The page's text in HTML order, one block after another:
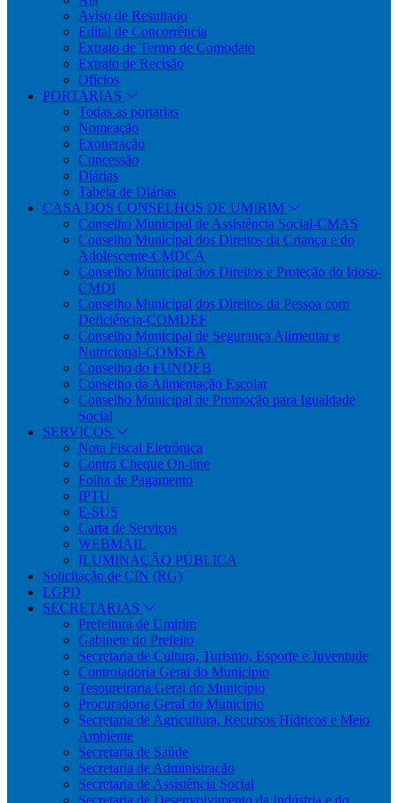
Aviso de Resultado
Edital de Concorrência
Extrato de Termo de Comodato
Extrato de Recisão
Ofícios
PORTARIAS
Todas as portarias
Nomeação
Exoneração
Concessão
Diárias
Tabela de Diárias
CASA DOS CONSELHOS DE UMIRIM
Conselho Municipal de Assistência Social-CMAS
Conselho Municipal dos Direitos da Criança e do
Adolescente-CMDCA
Conselho Municipal dos Direitos e Proteção do Idoso-
CMDI
Conselho Municipal dos Direitos da Pessoa com
Deficiência-COMDEF
Conselho Municipal de Segurança Alimentar e
Nutricional-COMSEA
Conselho do FUNDEB
Conselho da Alimentação Escolar
Conselho Municipal de Promoção para Igualdade
Social
SERVIÇOS
Nota Fiscal Eletrônica
Contra Cheque On-line
Folha de Pagamento
IPTU
E-SUS
Carta de Serviços
WEBMAIL
ILUMINAÇÃO PÚBLICA
Solicitação de CIN (RG)
LGPD
SECRETARIAS
Prefeitura de Umirim
Gabinete do Prefeito
Secretaria de Cultura, Turismo, Esporte e Juventude
Controladoria Geral do Município
Tesoureiraria Geral do Município
Procuradoria Geral do Município
Secretaria de Agricultura, Recursos Hídricos e Meio
Ambiente
Secretaria de Saúde
Secretaria de Administração
Secretaria de Assistência Social
Secretaria de Desenvolvimento da Indústria e do